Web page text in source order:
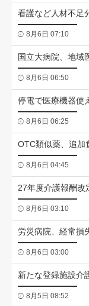
看護など人材不足
8月6日 07:10
国立大病院、地域
8月6日 06:50
停電で医療機器使
8月6日 06:25
OTC類似薬、追加
8月6日 04:45
27年度介護報酬
8月6日 03:10
労災病院、経常損
8月6日 03:00
新たな登録施設
8月5日 08:52